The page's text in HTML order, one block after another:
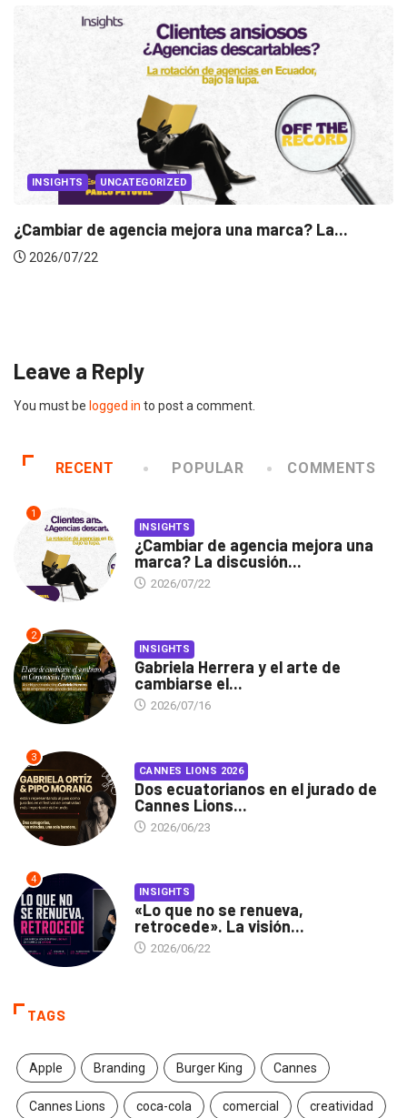
INSIGHTS
Leave a Reply
You must be logged in to post a comment.
RECENT POPULAR COMMENTS
1
INSIGHTS
¿Cambiar de agencia mejora una
marca? La discusión...
2026/07/22
2
INSIGHTS
Gabriela Herrera y el arte de
cambiarse el...
2026/07/16
3
CANNES LIONS 2026
Dos ecuatorianos en el jurado de
Cannes Lions...
2026/06/23
4
INSIGHTS
«Lo que no se renueva,
retrocede». La visión...
2026/06/22
TAGS
Apple Branding Burger King Cannes
Cannes Lions coca-cola comercial creatividad